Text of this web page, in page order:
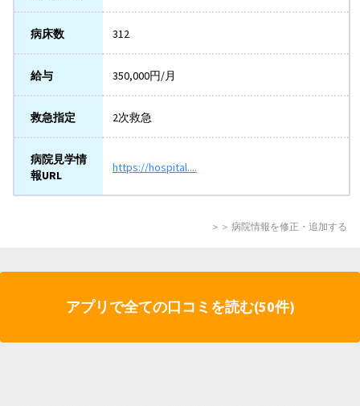
病床数 312
給与 350,000円/月
救急指定 2次救急
病院見学情
報URL
https://hospital....
＞＞ 病院情報を修正・追加する
アプリで全ての口コミを読む(50件)